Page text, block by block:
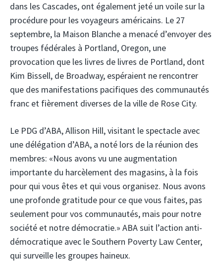
dans les Cascades, ont également jeté un voile sur la
procédure pour les voyageurs américains. Le 27
septembre, la Maison Blanche a menacé d’envoyer des
troupes fédérales à Portland, Oregon, une
provocation que les livres de livres de Portland, dont
Kim Bissell, de Broadway, espéraient ne rencontrer
que des manifestations pacifiques des communautés
franc et fièrement diverses de la ville de Rose City.
Le PDG d’ABA, Allison Hill, visitant le spectacle avec
une délégation d’ABA, a noté lors de la réunion des
membres: «Nous avons vu une augmentation
importante du harcèlement des magasins, à la fois
pour qui vous êtes et qui vous organisez. Nous avons
une profonde gratitude pour ce que vous faites, pas
seulement pour vos communautés, mais pour notre
société et notre démocratie.» ABA suit l’action anti-
démocratique avec le Southern Poverty Law Center,
qui surveille les groupes haineux.